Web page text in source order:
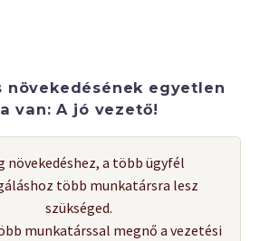
növekedésének egyetlen
van: A jó vezető!
növekedéshez, a több ügyfél
több munkatársra lesz
szükséged.
munkatárssal megnő a vezetési